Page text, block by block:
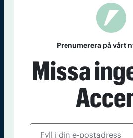
Chefredaktör och ansvarig utgivare:
barbro@a4.se.
Kontakt Om Tidningen
Läs tidigare
Accent
Prenumerera på vårt
Missa